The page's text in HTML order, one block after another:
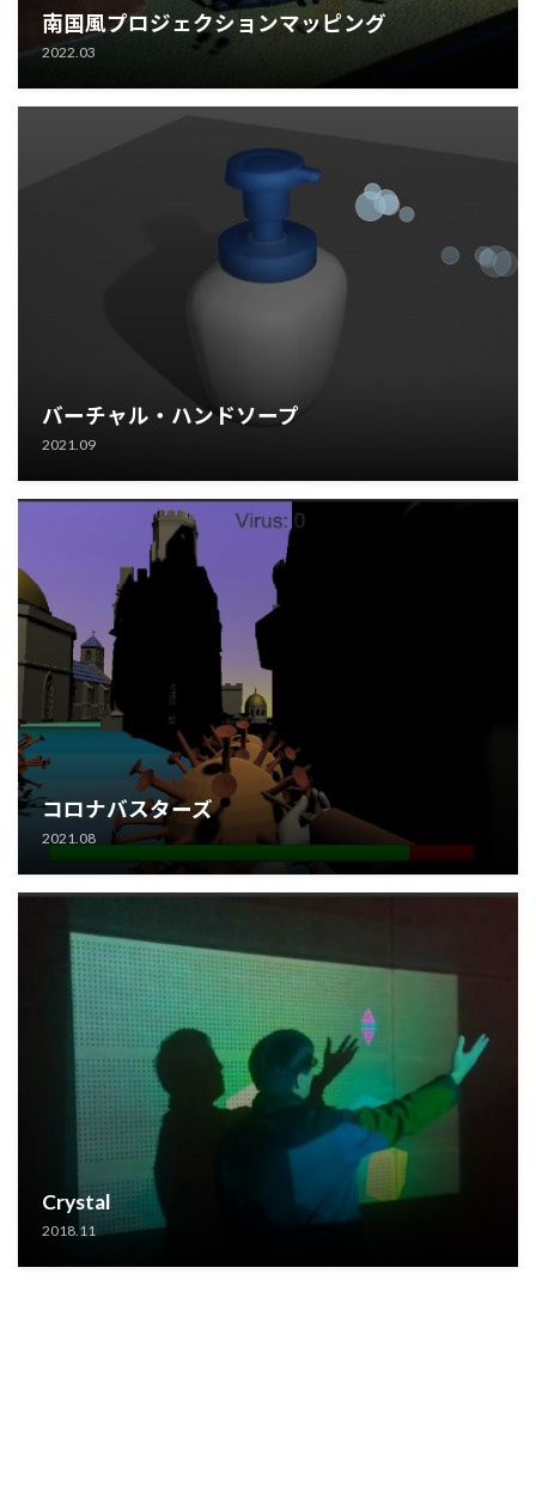
南国風プロジェクションマッピング
2022.03
バーチャル・ハンドソープ
2021.09
コロナバスターズ
2021.08
Crystal
2018.11